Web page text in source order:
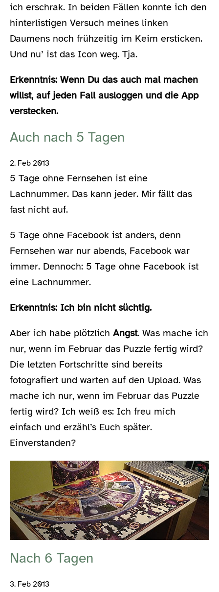
ich erschrak. In beiden Fällen konnte ich den
hinterlistigen Versuch meines linken
Daumens noch frühzeitig im Keim ersticken.
Und nu’ ist das Icon weg. Tja.
Erkenntnis: Wenn Du das auch mal machen
willst, auf jeden Fall ausloggen und die App
verstecken.
Auch nach 5 Tagen
2. Feb 2013
5 Tage ohne Fernsehen ist eine
Lachnummer. Das kann jeder. Mir fällt das
fast nicht auf.
5 Tage ohne Facebook ist anders, denn
Fernsehen war nur abends, Facebook war
immer. Dennoch: 5 Tage ohne Facebook ist
eine Lachnummer.
Erkenntnis: Ich bin nicht süchtig.
Aber ich habe plötzlich Angst. Was mache ich
nur, wenn im Februar das Puzzle fertig wird?
Die letzten Fortschritte sind bereits
fotografiert und warten auf den Upload. Was
mache ich nur, wenn im Februar das Puzzle
fertig wird? Ich weiß es: Ich freu mich
einfach und erzähl’s Euch später.
Einverstanden?
Nach 6 Tagen
3. Feb 2013